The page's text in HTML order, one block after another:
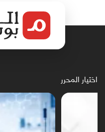
اختيار المحرر